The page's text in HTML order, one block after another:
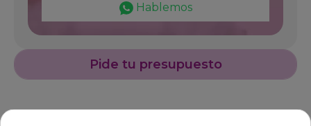
Hablemos
Pide tu presupuesto